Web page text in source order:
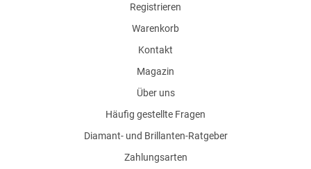
Registrieren
Warenkorb
Kontakt
Magazin
Über uns
Häufig gestellte Fragen
Diamant- und Brillanten-Ratgeber
Zahlungsarten